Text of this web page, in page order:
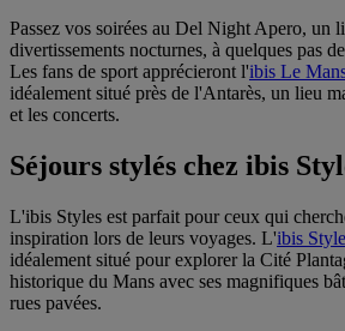
Passez vos soirées au Del Night Apero, un
divertissements nocturnes, à quelques pas
Les fans de sport apprécieront l'ibis Le
idéalement situé près de l'Antarès, un lieu
et les concerts.
Séjours stylés chez ibis
L'ibis Styles est parfait pour ceux qui
inspiration lors de leurs voyages. L'ibis
idéalement situé pour explorer la Cité
historique du Mans avec ses magnifiques
rues pavées.